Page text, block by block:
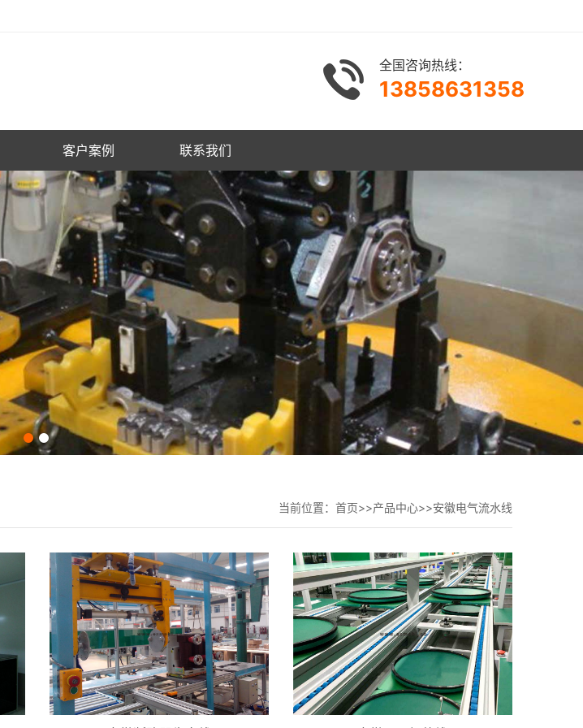
全国咨询热线：
13858631358
客户案例 联系我们
当前位置： 首页>>产品中心>>安徽电气流水线